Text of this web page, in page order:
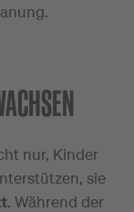
nur, Kinder
sie
. Während der